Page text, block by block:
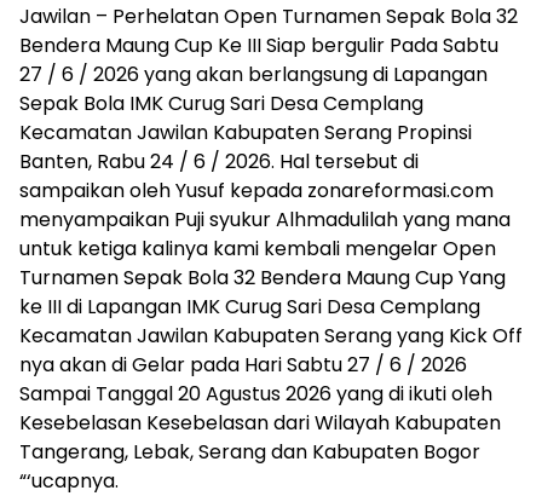
Jawilan – Perhelatan Open Turnamen Sepak Bola 32
Bendera Maung Cup Ke III Siap bergulir Pada Sabtu
27 / 6 / 2026 yang akan berlangsung di Lapangan
Sepak Bola IMK Curug Sari Desa Cemplang
Kecamatan Jawilan Kabupaten Serang Propinsi
Banten, Rabu 24 / 6 / 2026. Hal tersebut di
sampaikan oleh Yusuf kepada zonareformasi.com
menyampaikan Puji syukur Alhmadulilah yang mana
untuk ketiga kalinya kami kembali mengelar Open
Turnamen Sepak Bola 32 Bendera Maung Cup Yang
ke III di Lapangan IMK Curug Sari Desa Cemplang
Kecamatan Jawilan Kabupaten Serang yang Kick Off
nya akan di Gelar pada Hari Sabtu 27 / 6 / 2026
Sampai Tanggal 20 Agustus 2026 yang di ikuti oleh
Kesebelasan Kesebelasan dari Wilayah Kabupaten
Tangerang, Lebak, Serang dan Kabupaten Bogor
“‘ucapnya.